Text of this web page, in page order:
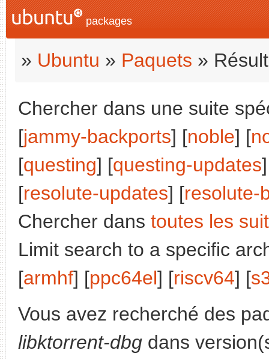
packages
» Ubuntu » Paquets »
Chercher dans une suite
[jammy-backports] [noble] [
[questing] [questing-updates
[resolute-updates] [resolute-
Chercher dans toutes les
Limit search to a specific
[armhf] [ppc64el] [riscv64] [
Vous avez recherché des
libktorrent-dbg dans